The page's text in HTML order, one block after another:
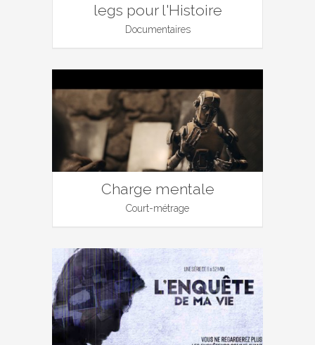
legs pour l'Histoire
Documentaires
Charge mentale
Court-métrage